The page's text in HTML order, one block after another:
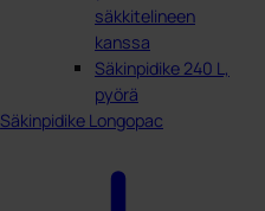
säkkitelineen
kanssa
Säkinpidike 240 L,
pyörä
Säkinpidike Longopac